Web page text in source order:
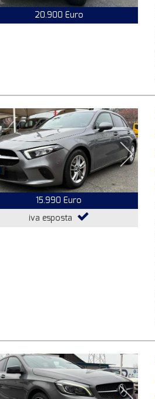
20.900 Euro
15.990 Euro
iva esposta